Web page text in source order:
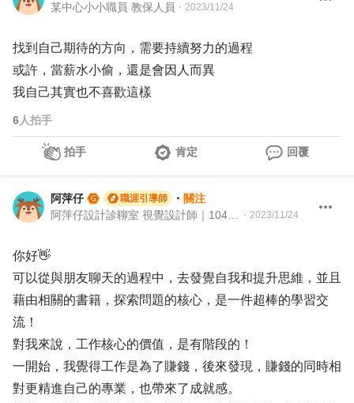
某中心小小職員 教保人員 ・ 2023/11/24
找到自己期待的方向，需要持續努力的過程
或許，當薪水小偷，還是會因人而異
我自己其實也不喜歡這樣
6人拍手
拍手 肯定 回覆
阿萍仔 職涯引導師 ・ 關注
・ 2023/11/24
你好👋
可以從與朋友聊天的過程中，去發覺自我和提升思維，並且
藉由相關的書籍，探索問題的核心，是一件超棒的學習交
流！
對我來說，工作核心的價值，是有階段的！
一開始，我覺得工作是為了賺錢，後來發現，賺錢的同時相
對更精進自己的專業，也帶來了成就感。